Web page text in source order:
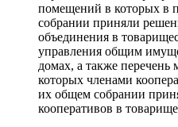
помещений в которых в
собрании приняли
объединения в
управления общим
домах, а также
которых членами
их общем собрании
кооперативов в